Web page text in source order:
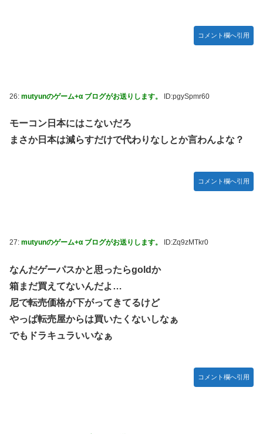
コメント欄へ引用
26: mutyunのゲーム+α ブログがお送りします。 ID:pgySpmr60
モーコン日本にはこないだろ
まさか日本は減らすだけで代わりなしとか言わんよな？
コメント欄へ引用
27: mutyunのゲーム+α ブログがお送りします。 ID:Zq9zMTkr0
なんだゲーパスかと思ったらgoldか
箱まだ買えてないんだよ…
尼で転売価格が下がってきてるけど
やっぱ転売屋からは買いたくないしなぁ
でもドラキュラいいなぁ
コメント欄へ引用